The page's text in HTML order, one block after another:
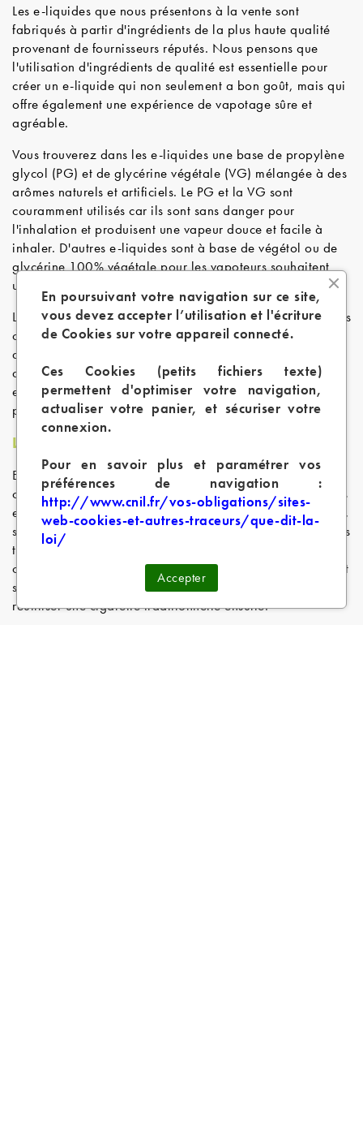
Les e-liquides que nous présentons à la vente sont
fabriqués à partir d'ingrédients de la plus haute qualité
provenant de fournisseurs réputés. Nous pensons que
l'utilisation d'ingrédients de qualité est essentielle pour
créer un e-liquide qui non seulement a bon goût, mais qui
offre également une expérience de vapotage sûre et
agréable.
Vous trouverez dans les e-liquides une base de propylène
glycol (PG) et de glycérine végétale (VG) mélangée à des
arômes naturels et artificiels. Le PG et la VG sont
couramment utilisés car ils sont sans danger pour
l'inhalation et produisent une vapeur douce et facile à
inhaler. D'autres e-liquides sont à base de végétol ou de
glycérine 100% végétale pour les vapoteurs souhaitent
une vape encore plus saine.
Les e-liquides en vente sur eCig Zen contiennent différentes
concentrations de nicotine de 0mg à 18mg pour répondre
aux besoins de tous les vapoteurs. La nicotine utilisée est
de qualité pharmaceutique et est soigneusement mesurée
et mélangée pour assurer la sécurité et la précision des
produits.
Les avantages des e-liquides caramel
En plus de leurs goûts délicieux, les e-liquides caramel
offrent plusieurs avantages. L'un des principaux avantages
est qu'il procure une sensation satisfaisante dans la gorge,
semblable à celle que l'on obtient en fumant des cigarettes
traditionnelles. Cela peut être particulièrement utile pour
ceux qui passent du tabac au vapotage. Leurs saveurs sont
si appréciés que les consommateurs ne souhaitent pas
réutiliser une cigarette traditionnelle ensuite.
En poursuivant votre navigation sur ce site,
vous devez accepter l’utilisation et l'écriture
de Cookies sur votre appareil connecté.
Ces Cookies (petits fichiers texte)
permettent d'optimiser votre navigation,
actualiser votre panier, et sécuriser votre
connexion.
Pour en savoir plus et paramétrer vos
préférences de navigation :
http://www.cnil.fr/vos-obligations/sites-
web-cookies-et-autres-traceurs/que-dit-la-
loi/
Accepter